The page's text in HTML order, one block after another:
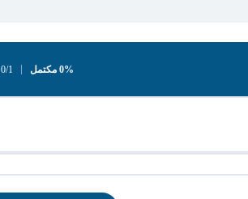
0% مكتمل 0/1 Steps